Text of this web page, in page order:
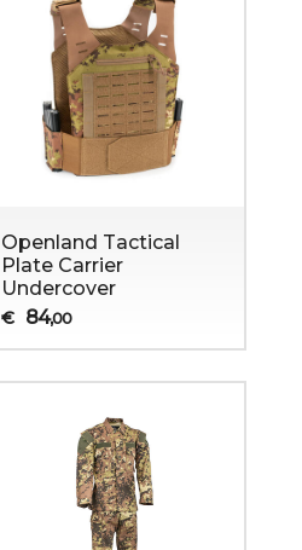
Openland Tactical
Plate Carrier
Undercover
€ 84,00